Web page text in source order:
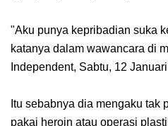
"Aku punya kepribadian suka
katanya dalam wawancara di
Independent, Sabtu, 12
Itu sebabnya dia mengaku tak
pakai heroin atau operasi